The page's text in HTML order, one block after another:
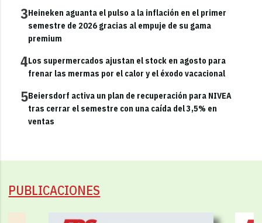
3Heineken aguanta el pulso a la inflación en el primer
semestre de 2026 gracias al empuje de su gama
premium
4Los supermercados ajustan el stock en agosto para
frenar las mermas por el calor y el éxodo vacacional
5Beiersdorf activa un plan de recuperación para NIVEA
tras cerrar el semestre con una caída del 3,5% en
ventas
PUBLICACIONES